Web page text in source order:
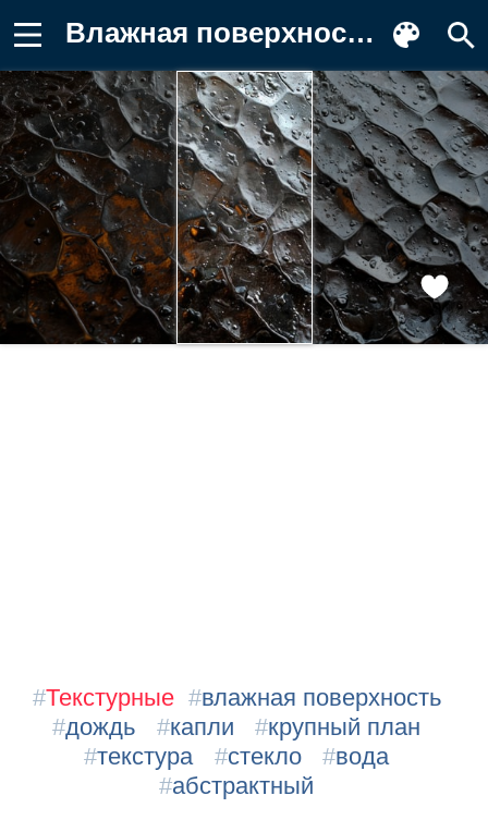
Влажная поверхность, дождь, капли Картинка
#Текстурные #влажная поверхность
#дождь #капли #крупный план
#текстура #стекло #вода
#абстрактный